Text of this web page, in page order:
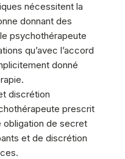
nécessitent la
donnant des
psychothérapeute
qu’avec l’accord
donné
discrétion
prescrit
obligation de secret
et de discrétion